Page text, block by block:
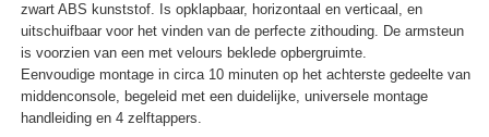
zwart ABS kunststof. Is opklapbaar, horizontaal en verticaal, en
uitschuifbaar voor het vinden van de perfecte zithouding. De armsteun
is voorzien van een met velours beklede opbergruimte.
Eenvoudige montage in circa 10 minuten op het achterste gedeelte van
middenconsole, begeleid met een duidelijke, universele montage
handleiding en 4 zelftappers.